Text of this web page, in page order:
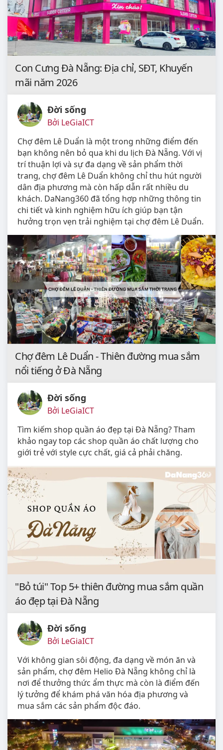
Con Cưng Đà Nẵng: Địa chỉ, SĐT, Khuyến
mãi năm 2026
Đời sống
Bởi LeGiaICT
Chợ đêm Lê Duẩn là một trong những điểm đến
bạn không nên bỏ qua khi du lịch Đà Nẵng. Với vị
trí thuận lợi và sự đa dạng về sản phẩm thời
trang, chợ đêm Lê Duẩn không chỉ thu hút người
dân địa phương mà còn hấp dẫn rất nhiều du
khách. DaNang360 đã tổng hợp những thông tin
chi tiết và kinh nghiệm hữu ích giúp bạn tận
hưởng trọn vẹn trải nghiệm tại chợ đêm Lê Duẩn.
Chợ đêm Lê Duẩn - Thiên đường mua sắm
nổi tiếng ở Đà Nẵng
Đời sống
Bởi LeGiaICT
Tìm kiếm shop quần áo đẹp tại Đà Nẵng? Tham
khảo ngay top các shop quần áo chất lượng cho
giới trẻ với style cực chất, giá cả phải chăng.
"Bỏ túi" Top 5+ thiên đường mua sắm quần
áo đẹp tại Đà Nẵng
Đời sống
Bởi LeGiaICT
Với không gian sôi động, đa dạng về món ăn và
sản phẩm, chợ đêm Helio Đà Nẵng không chỉ là
nơi để thưởng thức ẩm thực mà còn là điểm đến
lý tưởng để khám phá văn hóa địa phương và
mua sắm các sản phẩm độc đáo.